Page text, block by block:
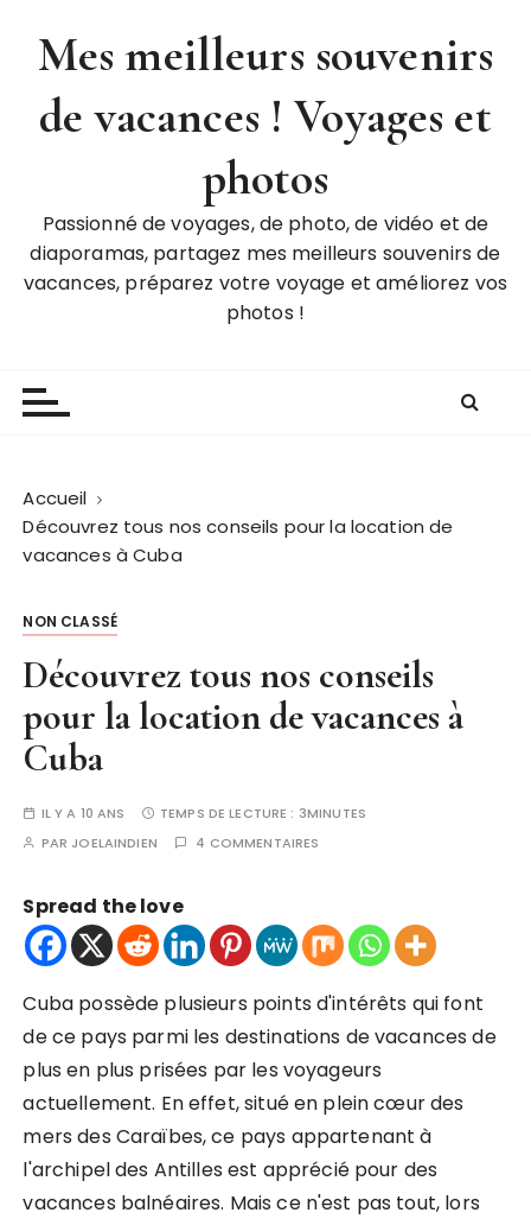
Mes meilleurs souvenirs
de vacances ! Voyages et
photos
Passionné de voyages, de photo, de vidéo et de
diaporamas, partagez mes meilleurs souvenirs de
vacances, préparez votre voyage et améliorez vos
photos !
Accueil
Découvrez tous nos conseils pour la location de
vacances à Cuba
NON CLASSÉ
Découvrez tous nos conseils
pour la location de vacances à
Cuba
IL Y A 10 ANS TEMPS DE LECTURE : 3MINUTES
PAR JOELAINDIEN 4 COMMENTAIRES
Spread the love
Cuba possède plusieurs points d'intérêts qui font
de ce pays parmi les destinations de vacances de
plus en plus prisées par les voyageurs
actuellement. En effet, situé en plein cœur des
mers des Caraïbes, ce pays appartenant à
l'archipel des Antilles est apprécié pour des
vacances balnéaires. Mais ce n'est pas tout, lors